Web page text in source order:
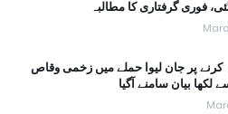
فوری گرفتاری کا مطالبہ
کرنے پر جان لیوا حملے میں زخمی وقاص
لکھا بیان سامنے آگیا